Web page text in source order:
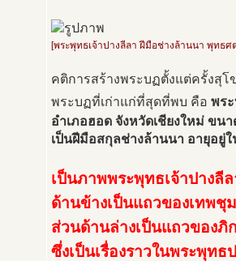
[พระพุทธเจ้าปางลีลา ฝีมือช่างล้านนา พุทธศ
คติการสร้างพระบฏตั้งแต่ครั้งสุ
พระบฏที่เก่าแก่ที่สุดที่พบ คือ พร
อำเภอฮอด จังหวัดเชียงใหม่ ขน
เป็นฝีมือสกุลช่างล้านนา อายุอยู่
เป็นภาพพระพุทธเจ้าปางลี
ด้านข้างเป็นแถวของเทพชุ
ส่วนด้านล่างเป็นแถวของภิ
ซึ่งเป็นเรื่องราวในพระพุท